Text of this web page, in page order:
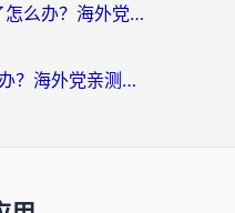
荔枝FM在新西兰用不了怎么办？海外党必看的回国加速解决方案
来往在法国用不了怎么办？海外党亲测有效的回国加速指南